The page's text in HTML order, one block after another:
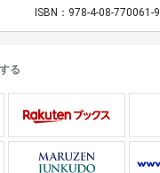
ISBN：978-4-08-770061-9
る